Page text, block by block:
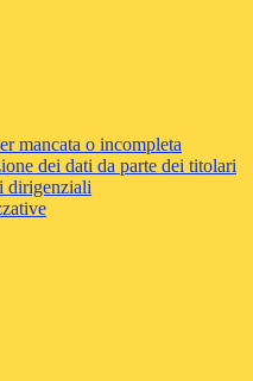
mancata o incompleta
dei dati da parte dei titolari
dirigenziali